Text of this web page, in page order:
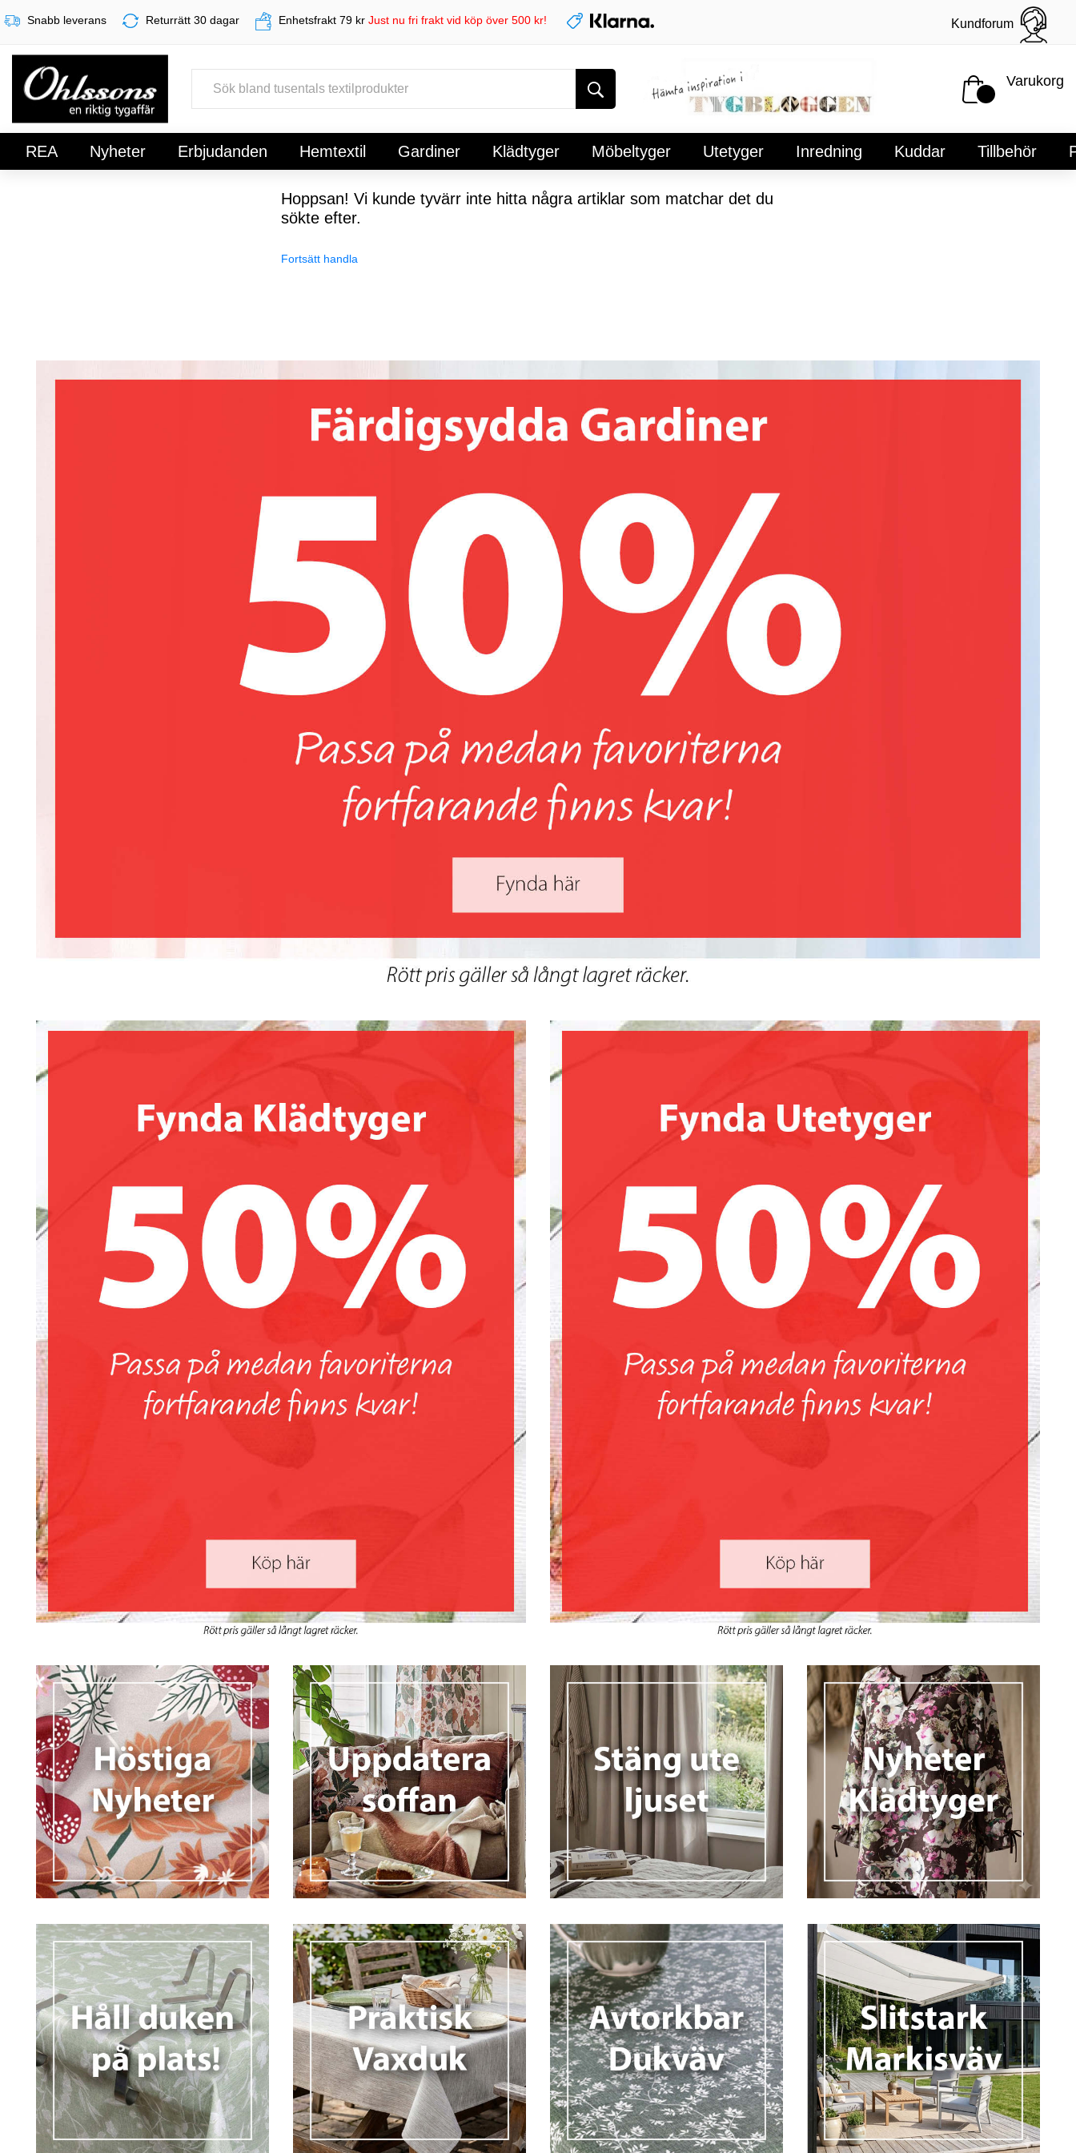
Snabb leverans Returrätt 30 dagar Enhetsfrakt 79 kr Just nu fri frakt vid köp över 500 kr! Kundforum
Varukorg
REA Nyheter Erbjudanden Hemtextil Gardiner Klädtyger Möbeltyger Utetyger Inredning Kuddar Tillbehör
Hoppsan! Vi kunde tyvärr inte hitta några artiklar som matchar det du
sökte efter.
Fortsätt handla